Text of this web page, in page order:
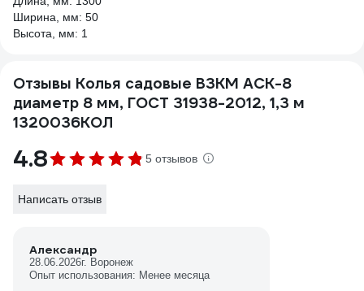
Ширина, мм: 50
Высота, мм: 1
Отзывы Колья садовые ВЗКМ АСК-8
диаметр 8 мм, ГОСТ 31938-2012, 1,3 м
1320036КОЛ
4.8 5 отзывов
Написать отзыв
Александр
28.06.2026г. Воронеж
Опыт использования: Менее месяца